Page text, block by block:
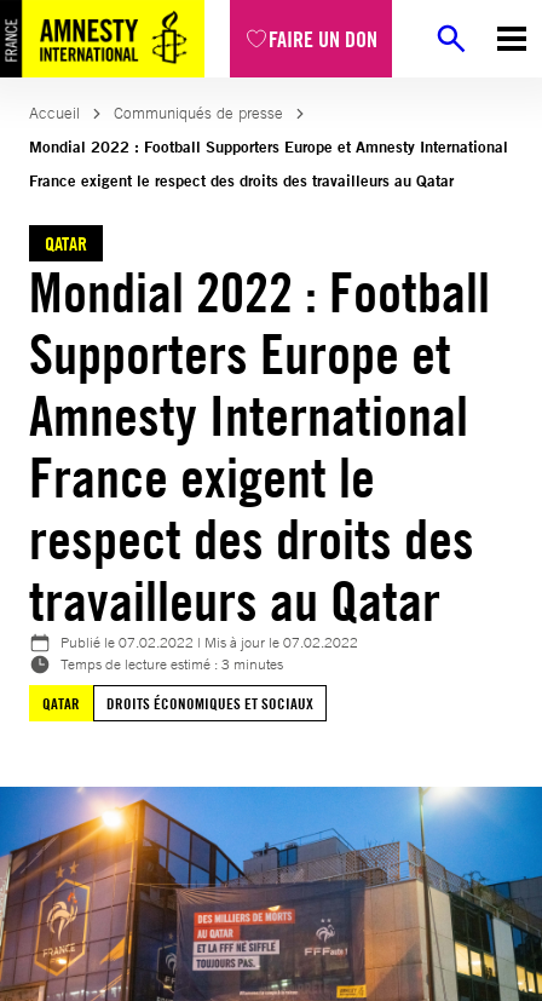
FAIRE UN DON
Aller
au
contenu
Accueil
Communiqués de presse
Mondial 2022 : Football Supporters Europe et Amnesty International
France exigent le respect des droits des travailleurs au Qatar
QATAR
Mondial 2022 : Football
Supporters Europe et
Amnesty International
France exigent le
respect des droits des
travailleurs au Qatar
Publié le07.02.2022 | Mis à jour le07.02.2022
Temps de lecture estimé : 3 minutes
QATAR
DROITS ÉCONOMIQUES ET SOCIAUX